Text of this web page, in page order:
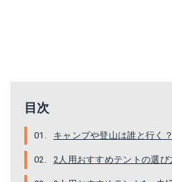
目次
キャンプや登山は誰と行く
2人用おすすめテントの選び
ネイチャーハイク2人用テント
Amazonで詳細を見る
楽天で詳細を見る